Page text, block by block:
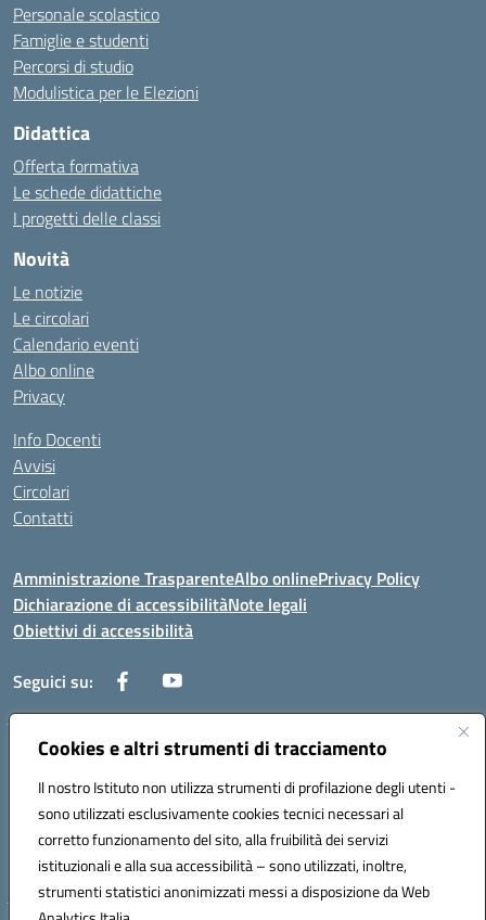
Cookies e altri strumenti di tracciamento
Il nostro Istituto non utilizza strumenti di profilazione degli utenti -
sono utilizzati esclusivamente cookies tecnici necessari al
corretto funzionamento del sito, alla fruibilità dei servizi
istituzionali e alla sua accessibilità – sono utilizzati, inoltre,
strumenti statistici anonimizzati messi a disposizione da Web
Personale scolastico
Famiglie e studenti
Percorsi di studio
Modulistica per le Elezioni
Didattica
Offerta formativa
Le schede didattiche
I progetti delle classi
Novità
Le notizie
Le circolari
Calendario eventi
Albo online
Privacy
Info Docenti
Avvisi
Circolari
Contatti
Amministrazione TrasparenteAlbo onlinePrivacy Policy
Dichiarazione di accessibilitàNote legali
Obiettivi di accessibilità
Seguici su:
Corso Roma, 1 71100 FOGGIA (FG)
Codice meccanografico: FGPM03000E
Mail: FGPM03000E@istruzione.it - PEC:
FGPM03000E@pec.istruzione.it
Codice fiscale: 80002240713